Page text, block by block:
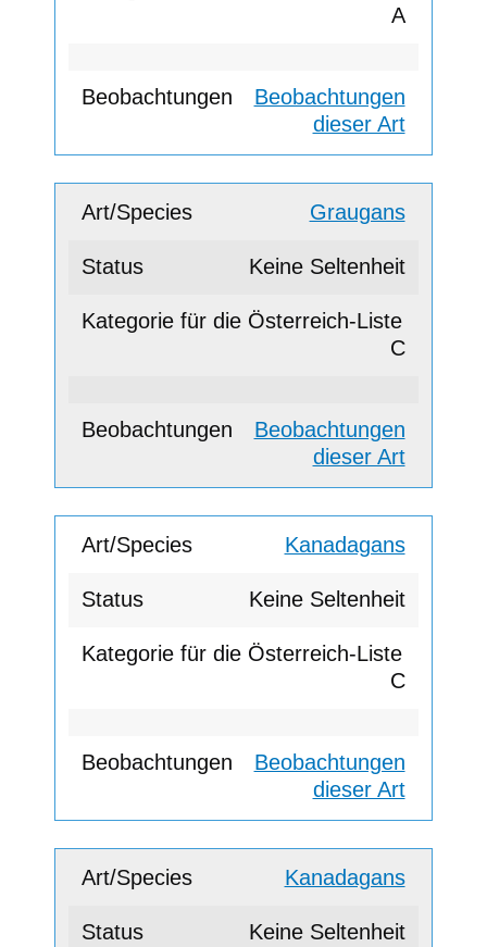
A
Beobachtungen
dieser Art
Graugans
Keine Seltenheit
C
Beobachtungen
dieser Art
Kanadagans
Keine Seltenheit
C
Beobachtungen
dieser Art
Kanadagans
Keine Seltenheit